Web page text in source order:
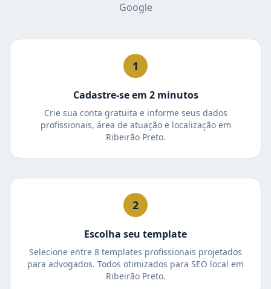
Google
1
Cadastre-se em 2 minutos
Crie sua conta gratuita e informe seus dados
profissionais, área de atuação e localização em
Ribeirão Preto.
2
Escolha seu template
Selecione entre 8 templates profissionais projetados
para advogados. Todos otimizados para SEO local em
Ribeirão Preto.